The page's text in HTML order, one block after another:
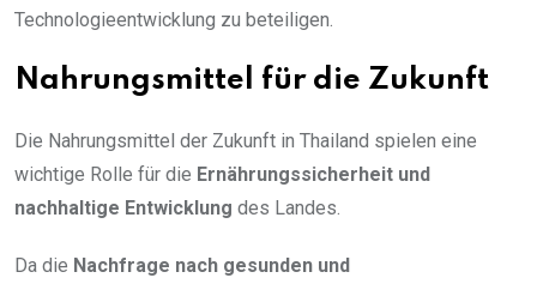
Technologieentwicklung zu beteiligen.
Nahrungsmittel für die Zukunft
Die Nahrungsmittel der Zukunft in Thailand spielen eine
wichtige Rolle für die Ernährungssicherheit und
nachhaltige Entwicklung des Landes.
Da die Nachfrage nach gesunden und